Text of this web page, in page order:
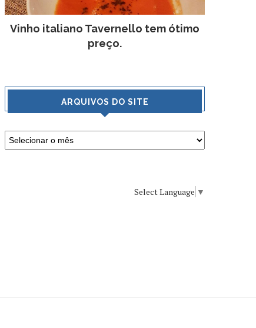
TRIVENTO GOLDEN RESERVE
MALBEC 2018
GRAND CRU E O
PINOT NOIR 2017-
Vinho italiano Tavernello tem ótimo
preço.
ARQUIVOS DO SITE
Select Language ▼